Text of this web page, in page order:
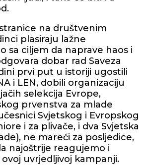
na društvenim
plasiraju lažne
sa ciljem da naprave haos i
dobar rad Saveza
prvi put u istoriji ugostili
i LEN, dobili organizaciju
selekcija Evrope,
prvenstva za mlade
Svjetskog i Evropskog
i za plivače, i dva Svjetska
ne mareći za posljedice,
najoštrije reagujemo i
uvrjedljivoj kampanji.